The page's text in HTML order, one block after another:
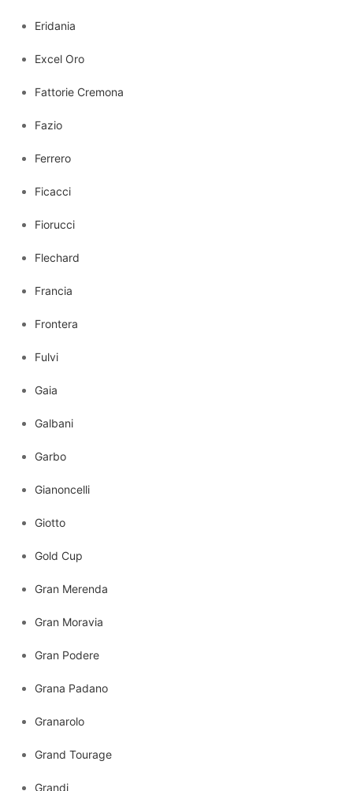
Eridania
Excel Oro
Fattorie Cremona
Fazio
Ferrero
Ficacci
Fiorucci
Flechard
Francia
Frontera
Fulvi
Gaia
Galbani
Garbo
Gianoncelli
Giotto
Gold Cup
Gran Merenda
Gran Moravia
Gran Podere
Grana Padano
Granarolo
Grand Tourage
Grandi